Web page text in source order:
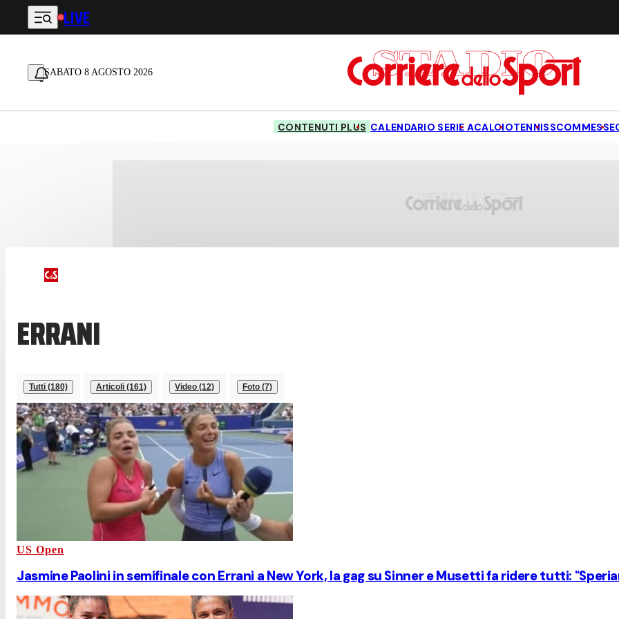
Vai al contenuto principale
LIVE
SABATO 8 AGOSTO 2026
CONTENUTI PLUS CALENDARIO SERIE ACALCIOTENNISSCOMMESSE
ERRANI
Tutti (180) Articoli (161) Video (12) Foto (7)
US Open
Jasmine Paolini in semifinale con Errani a New York, la gag su Sinner e Musetti fa ridere tutti: